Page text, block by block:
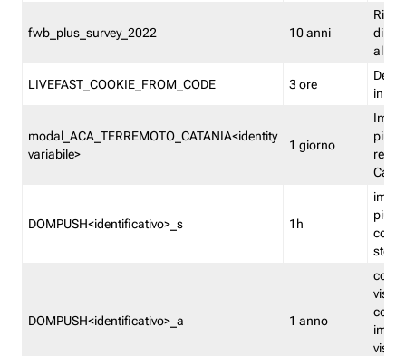
fwb_plus_survey_2022 10 anni
di
LIVEFAST_COOKIE_FROM_CODE 3 ore
in
modal_ACA_TERREMOTO_CATANIA<identity
variabile>
1 giorno
più
DOMPUSH<identificativo>_s 1h
più
DOMPUSH<identificativo>_a 1 anno